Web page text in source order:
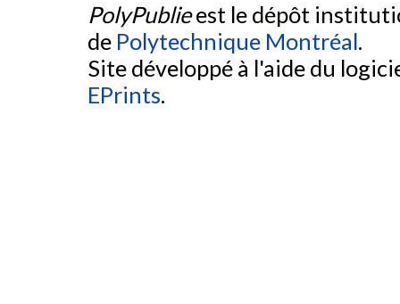
PolyPublieest le dépôt
de Polytechnique Montréal.
Site développé à l'aide du
EPrints.